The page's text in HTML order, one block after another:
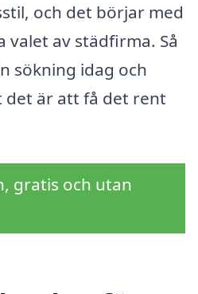
och det börjar med
av städfirma. Så
sökning idag och
det är att få det rent
gratis och utan